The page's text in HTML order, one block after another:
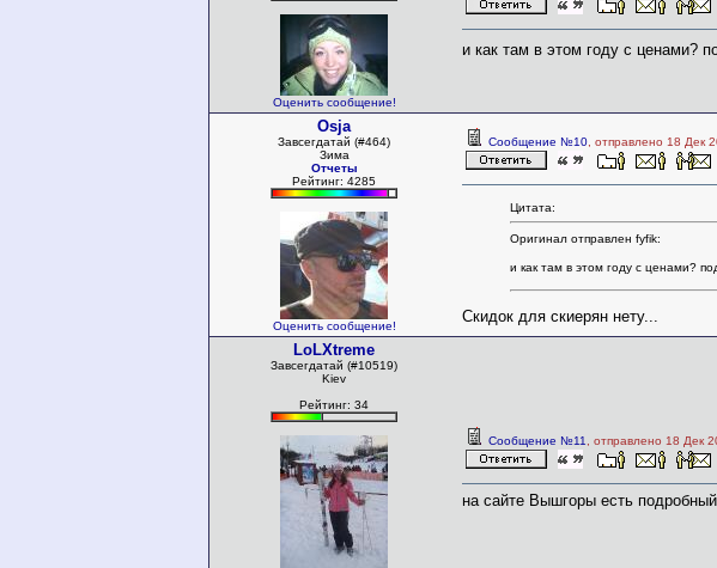
Оценить сообщение!
и как там в этом году с ценами?
Osja
Завсегдатай (#464)
Зима
Отчеты
Рейтинг: 4285
Оценить сообщение!
Сообщение №10 , отправлено 18 Дек
Цитата:
Оригинал отправлен fyfik:
и как там в этом году с ценами?
Скидок для скиерян нету...
LoLXtreme
Завсегдатай (#10519)
Kiev
Рейтинг: 34
Сообщение №11 , отправлено 18 Дек
на сайте Вышгоры есть